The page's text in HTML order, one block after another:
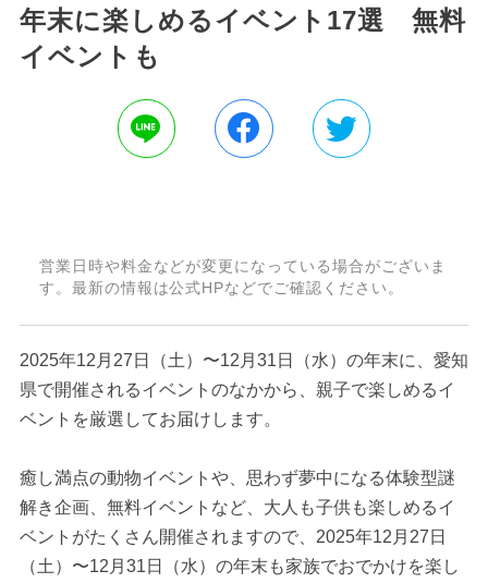
年末に楽しめるイベント17選 無料
イベントも
営業日時や料金などが変更になっている場合がございま
す。最新の情報は公式HPなどでご確認ください。
2025年12月27日（土）〜12月31日（水）の年末に、愛知
県で開催されるイベントのなかから、親子で楽しめるイ
ベントを厳選してお届けします。
癒し満点の動物イベントや、思わず夢中になる体験型謎
解き企画、無料イベントなど、大人も子供も楽しめるイ
ベントがたくさん開催されますので、2025年12月27日
（土）〜12月31日（水）の年末も家族でおでかけを楽し